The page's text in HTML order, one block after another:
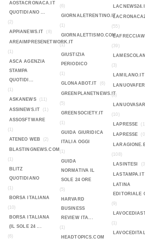
AOSTACRONACA.IT
QUOTIDIANO ...
(2)
APPIANEWS.IT
(8)
AREAIMPRESENETWORK.IT
(1)
ASCA AGENZIA
STAMPA
QUOTIDI...
(1)
ASKANEWS
(11)
ASSINEWS.IT (1)
ASSOSFTWARE
(1)
ATENEO WEB
(2)
BLASTINGNEWS.COM
(1)
BLITZ
QUOTIDIANO
(1)
BORSA ITALIANA
(10)
BORSA ITALIANA
(IL SOLE 24 ...
(6)
(6)
GIORNALETRENTINO.IT
(1)
GIORNALETTISMO.COM
(1)
GIUSTIZIA
PERIODICO
(1)
GLONAABOT.IT
(6)
GREENPLANETNEWS.IT
(5)
GREENSOCIETY.IT
(1)
GUIDA GIURIDICA
ITALIA OGGI
(1)
GUIDA
NORMATIVA IL
SOLE 24 ORE
(5)
HARVARD
BUSINESS
REVIEW ITA...
(1)
HEADTOPICS.COM
(55)
(39)
(3)
LAMILANO.IT
(8)
(10)
LAPRESSE
LAPRESSE
(108)
LASINTESI
LASTAMPA.IT
LATINA
EDITORIALE
(9)
(1)